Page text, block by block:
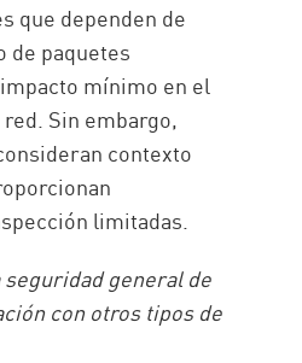
que dependen de
paquetes
mínimo en el
Sin embargo,
contexto
limitadas.
general de
con otros tipos de